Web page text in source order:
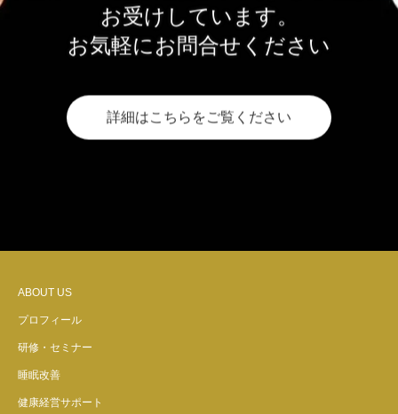
お受けしています。
お気軽にお問合せください
詳細はこちらをご覧ください
ABOUT US
プロフィール
研修・セミナー
睡眠改善
健康経営サポート